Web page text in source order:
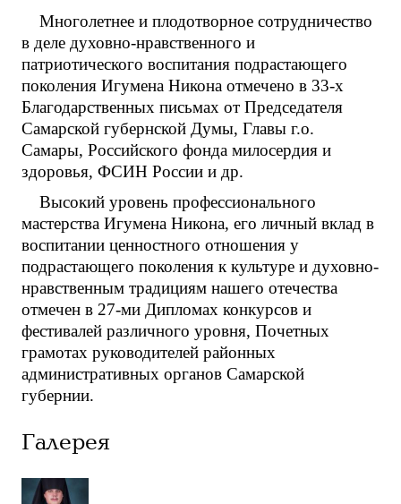
Многолетнее и плодотворное сотрудничество
в деле духовно-нравственного и
патриотического воспитания подрастающего
поколения Игумена Никона отмечено в 33-х
Благодарственных письмах от Председателя
Самарской губернской Думы, Главы г.о.
Самары, Российского фонда милосердия и
здоровья, ФСИН России и др.
Высокий уровень профессионального
мастерства Игумена Никона, его личный вклад в
воспитании ценностного отношения у
подрастающего поколения к культуре и духовно-
нравственным традициям нашего отечества
отмечен в 27-ми Дипломах конкурсов и
фестивалей различного уровня, Почетных
грамотах руководителей районных
административных органов Самарской
губернии.
Галерея